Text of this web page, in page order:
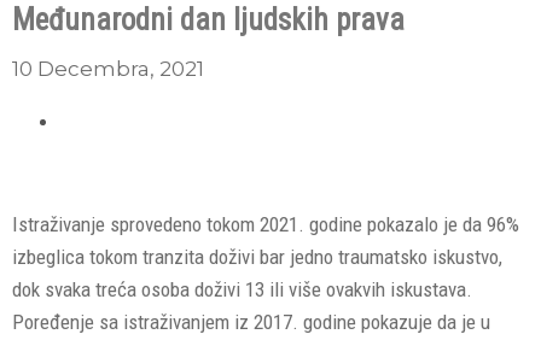
Međunarodni dan ljudskih prava
10 Decembra, 2021
Istraživanje sprovedeno tokom 2021. godine pokazalo je da 96%
izbeglica tokom tranzita doživi bar jedno traumatsko iskustvo,
dok svaka treća osoba doživi 13 ili više ovakvih iskustava.
Poređenje sa istraživanjem iz 2017. godine pokazuje da je u